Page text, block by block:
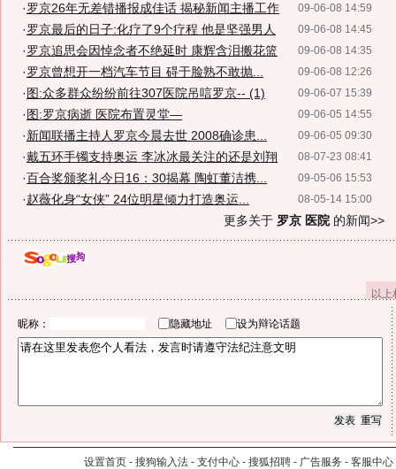
09-06-08 14:59
·罗京26年无差错播报成佳话 揭秘新闻主播工作
09-06-08 14:45
·罗京最后的日子:化疗了9个疗程 他是坚强男人
09-06-08 14:35
·罗京追思会因悼念者不绝延时 康辉含泪搬花篮
09-06-08 12:26
·罗京曾想开一档汽车节目 碍于脸熟不敢抛...
09-06-07 15:39
· 图:众多群众纷纷前往307医院吊唁罗京-- (1)
09-06-05 14:55
· 图:罗京病逝 医院布置灵堂—
09-06-05 09:30
·新闻联播主持人罗京今晨去世 2008确诊患...
08-07-23 08:41
·戴五环手镯支持奥运 李冰冰最关注的还是刘翔
09-05-06 15:53
·百合奖颁奖礼今日16：30揭幕 陶虹董洁携...
08-05-14 15:00
·赵薇化身“女侠” 24位明星倾力打造奥运...
更多关于 罗京 医院的新闻>>
以
昵称： 隐藏地址 设为辩论话题
设置首页 - 搜狗输入法 - 支付中心 - 搜狐招聘 - 广告服务 - 客服中心